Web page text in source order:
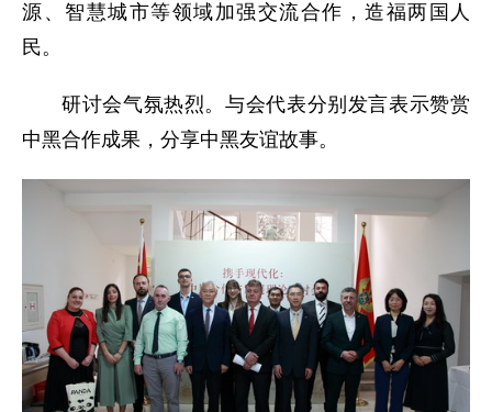
源、智慧城市等领域加强交流合作，造福两国人
民。
研讨会气氛热烈。与会代表分别发言表示赞赏
中黑合作成果，分享中黑友谊故事。